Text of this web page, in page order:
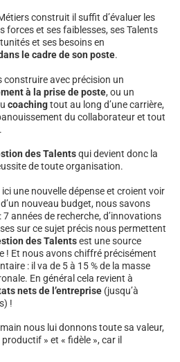
construit il suffit d’évaluer les
forces et ses faiblesses, ses Talents
et ses besoins en
le cadre de son poste.
construire avec précision un
à la prise de poste, ou un
coachingtout au long d’une carrière,
du collaborateur et tout
des Talentsqui devient donc la
de toute organisation.
une nouvelle dépense et croient voir
nouveau budget, nous savons
années de recherche, d’innovations
sur ce sujet précis nous permettent
des Talentsest une source
! Et nous avons chiffré précisément
: il va de 5 à 15 % de la masse
En général cela revient à
nets de l’entreprise (jusqu’à
!
nous lui donnons toute sa valeur,
» et « fidèle », car il